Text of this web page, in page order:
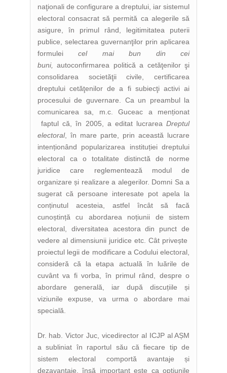
naţionali de configurare a dreptului, iar sistemul
electoral consacrat să permită ca alegerile să
asigure, în primul rând, legitimitatea puterii
publice, selectarea guvernanţilor prin aplicarea
formuleicel mai bun din cei
buni,
autoconfirmarea politică a cetăţenilor şi
consolidarea societăţii civile, certificarea
dreptului cetăţenilor de a fi subiecţi activi ai
procesului de guvernare. Ca un preambul la
comunicarea sa, m.c. Guceac a menționat
faptul că, în 2005, a editat lucrareaDreptul
electoral, în mare parte, prin această lucrare
intenționând popularizarea instituției dreptului
electoral ca o totalitate distinctă de norme
juridice care reglementează modul de
organizare și realizare a alegerilor. Domni Sa a
sugerat că persoane interesate pot apela la
conținutul acesteia, astfel încât să facă
cunoștință cu abordarea noțiunii de sistem
electoral, diversitatea acestora din punct de
vedere al dimensiunii juridice etc. Cât privește
proiectul legii de modificare a Codului electoral,
consideră că la etapa actuală în luările de
cuvânt va fi vorba, în primul rând, despre o
abordare generală, iar după discuțiile și
viziunile expuse, va urma o abordare mai
specială.
Dr. hab. Victor Juc, vicedirector al ICJP al AȘM
a subliniat în raportul său că fiecare tip de
sistem electoral comportă avantaje și
dezavantaje, însă important este ca opțiunile